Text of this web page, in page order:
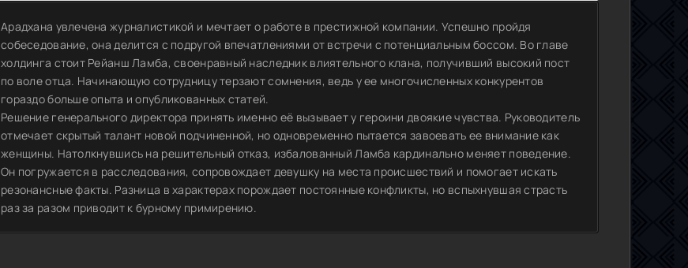
Арадхана увлечена журналистикой и мечтает о работе в престижной компании. Успешно пройдя
собеседование, она делится с подругой впечатлениями от встречи с потенциальным боссом. Во главе
холдинга стоит Рейанш Ламба, своенравный наследник влиятельного клана, получивший высокий пост
по воле отца. Начинающую сотрудницу терзают сомнения, ведь у ее многочисленных конкурентов
гораздо больше опыта и опубликованных статей.
Решение генерального директора принять именно её вызывает у героини двоякие чувства. Руководитель
отмечает скрытый талант новой подчиненной, но одновременно пытается завоевать ее внимание как
женщины. Натолкнувшись на решительный отказ, избалованный Ламба кардинально меняет поведение.
Он погружается в расследования, сопровождает девушку на места происшествий и помогает искать
резонансные факты. Разница в характерах порождает постоянные конфликты, но вспыхнувшая страсть
раз за разом приводит к бурному примирению.